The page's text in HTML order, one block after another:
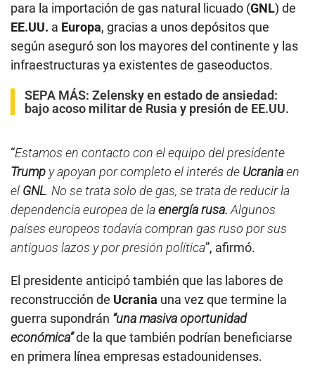
para la importación de gas natural licuado (GNL) de
EE.UU. a Europa, gracias a unos depósitos que
según aseguró son los mayores del continente y las
infraestructuras ya existentes de gaseoductos.
SEPA MÁS: Zelensky en estado de ansiedad:
bajo acoso militar de Rusia y presión de EE.UU.
“Estamos en contacto con el equipo del presidente
Trump y apoyan por completo el interés de Ucraniaen
el GNL. No se trata solo de gas, se trata de reducir la
dependencia europea de laenergía rusa. Algunos
países europeos todavía compran gas ruso por sus
antiguos lazos y por presión política”, afirmó.
El presidente anticipó también que las labores de
reconstrucción de Ucrania una vez que termine la
guerra supondrán “una masiva oportunidad
económica”de la que también podrían beneficiarse
en primera línea empresas estadounidenses.